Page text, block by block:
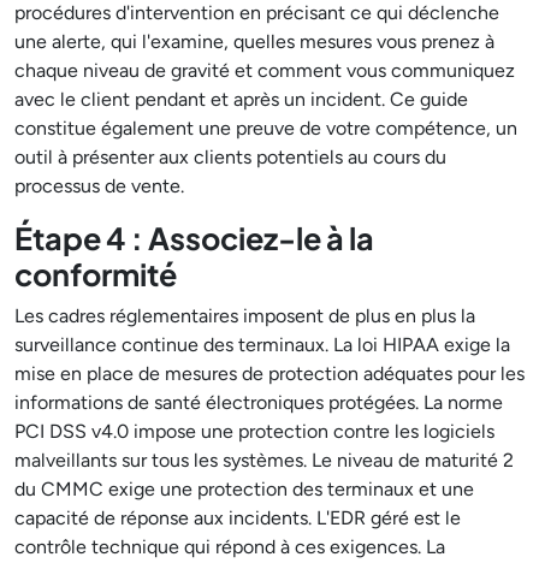
procédures d'intervention en précisant ce qui déclenche
une alerte, qui l'examine, quelles mesures vous prenez à
chaque niveau de gravité et comment vous communiquez
avec le client pendant et après un incident. Ce guide
constitue également une preuve de votre compétence, un
outil à présenter aux clients potentiels au cours du
processus de vente.
Étape 4 : Associez-le à la
conformité
Les cadres réglementaires imposent de plus en plus la
surveillance continue des terminaux. La loi HIPAA exige la
mise en place de mesures de protection adéquates pour les
informations de santé électroniques protégées. La norme
PCI DSS v4.0 impose une protection contre les logiciels
malveillants sur tous les systèmes. Le niveau de maturité 2
du CMMC exige une protection des terminaux et une
capacité de réponse aux incidents. L'EDR géré est le
contrôle technique qui répond à ces exigences. La